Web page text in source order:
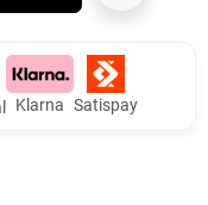
Klarna Satispay